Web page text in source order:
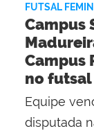
Silva
e
Silva
FUTSAL
Campus
Campus
no
Equipe
disputada